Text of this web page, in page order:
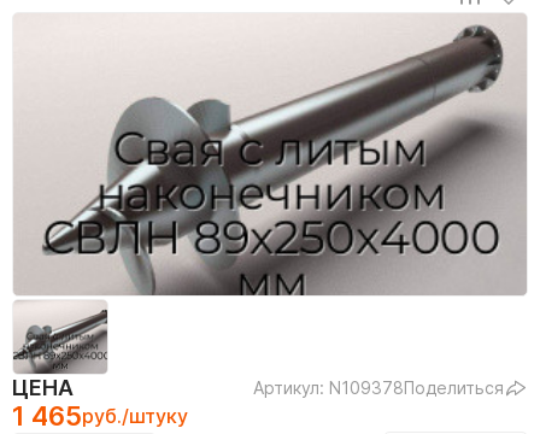
ЦЕНА Артикул: N109378Поделиться
1 465руб./штуку